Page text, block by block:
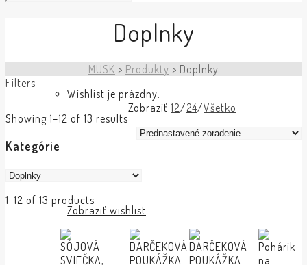
Wishlist je prázdny.
Zobraziť wishlist
Doplnky
MUSK > Produkty > Doplnky
Filters
Showing 1–12 of 13 results
Zobraziť 12/24/Všetko
Kategórie
1-12 of 13 products